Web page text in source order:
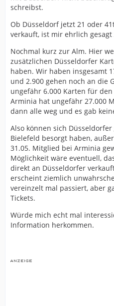
schreibst.
Ob Düsseldorf jetzt 21 oder
verkauft, ist mir ehrlich gesagt
Nochmal kurz zur Alm. Hier
zusätzlichen Düsseldorfer
haben. Wir haben insgesamt
und 2.900 gehen noch an die
ungefähr 6.000 Karten für
Arminia hat ungefähr 27.000
dann alle weg und es gab
Also können sich
Bielefeld besorgt haben,
31.05. Mitglied bei Arminia
Möglichkeit wäre eventuell,
direkt an Düsseldorfer
erscheint ziemlich
vereinzelt mal passiert, aber
Tickets.
Würde mich echt mal
Information herkommen.